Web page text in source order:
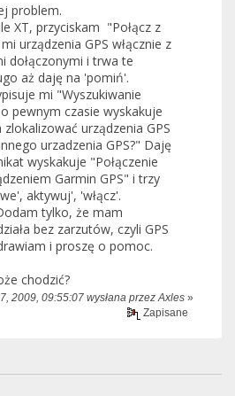
problem.
XT, przyciskam "Połącz z
urządzenia GPS włącznie z
dołączonymi i trwa te
aż daję na 'pomiń'.
mi "Wyszukiwanie
pewnym czasie wyskakuje
urządzenia GPS
urzadzenia GPS?" Daję
wyskakuje "Połączenie
Garmin GPS" i trzy
aktywuj', 'włącz'.
tylko, że mam
bez zarzutów, czyli GPS
i proszę o pomoc.
chodzić?
2009, 09:55:07 wysłana przez Axles »
Zapisane